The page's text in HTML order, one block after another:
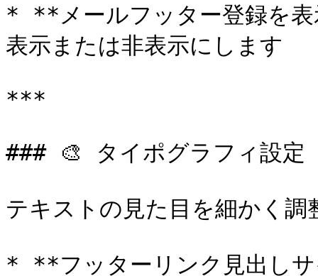
* **メールフッター登録を
表示または非表示にします
***
### 🎨 タイポグラフィ設定
テキストの見た目を細かく調
* **フッターリンク見出し